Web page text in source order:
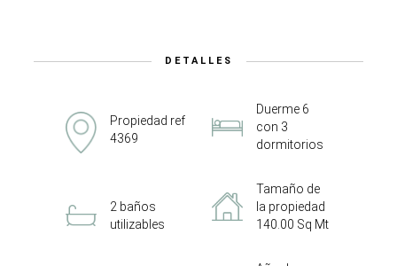
DETALLES
Propiedad ref
4369
Duerme 6
con 3
dormitorios
2 baños
utilizables
Tamaño de
la propiedad
140.00 Sq Mt